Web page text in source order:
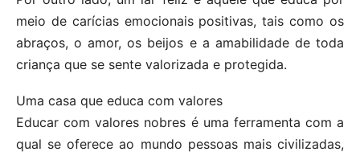
meio de carícias emocionais positivas, tais como os
abraços, o amor, os beijos e a amabilidade de toda
criança que se sente valorizada e protegida.
Uma casa que educa com valores
Educar com valores nobres é uma ferramenta com a
qual se oferece ao mundo pessoas mais civilizadas,